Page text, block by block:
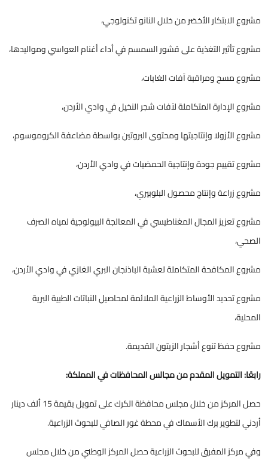
مشروع الابتكار الأخضر من خلال النانو تكنولوجي،
مشروع تأثير التغذية على قشور السمسم في أداء أغنام العواسي ومواليدها،
مشروع مسح ومراقبة آفات الغابات،
مشروع الإدارة المتكاملة لآفات شجر النخيل في وادي الأردن،
مشروع الأزولا وإنتاجيتها ومحتوى البروتين بواسطة مضاعفة الكروموسوم،
مشروع تقييم جودة وإنتاجية الحمضيات في وادي الأردن،
مشروع زراعة وإنتاج محصول البلوبيري،
مشروع تعزيز المجال المغناطيسي في المعالجة البيولوجية لمياه الصرف
الصحي،
مشروع المكافحة المتكاملة لعشبة الباذنجان البري الغازي في وادي الأردن،
مشروع تحديد الأوساط الزراعية الملائمة لمحاصيل النباتات الطبية البرية
المحلية،
مشروع حفظ تنوع أشجار الزيتون القديمة.
رابعًا: التمويل المقدم من مجالس المحافظات في المملكة:
حصل المركز من خلال مجلس محافظة الكرك على تمويل بقيمة 15 ألف دينار
أردني لتطوير برك الأسماك في محطة غور الصافي للبحوث الزراعية.
وفي مركز المفرق للبحوث الزراعية حصل المركز الوطني من خلال مجلس